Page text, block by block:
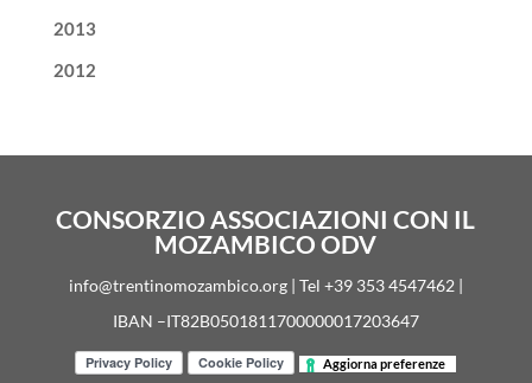
2013
2012
CONSORZIO ASSOCIAZIONI CON IL
MOZAMBICO ODV
info@trentinomozambico.org | Tel +39 353 4547462 |
IBAN –IT82B0501811700000017203647
Aggiorna preferenze